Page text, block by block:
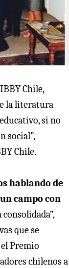
Chile,
la literatura
si no
social”,
Chile.
hablando de
campo con
que se
Premio
chilenos a